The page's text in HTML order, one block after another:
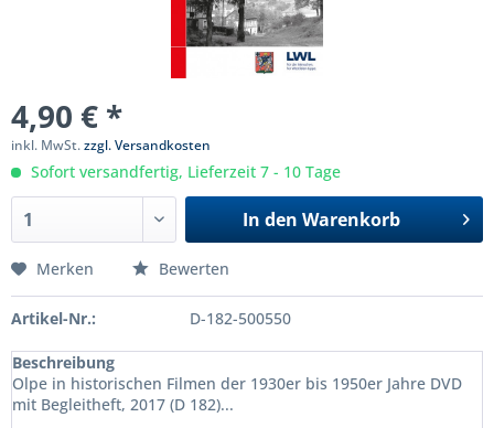
4,90 € *
inkl. MwSt.zzgl. Versandkosten
Sofort versandfertig, Lieferzeit 7 - 10 Tage
In den Warenkorb
Merken Bewerten
Artikel-Nr.: D-182-500550
Beschreibung
Olpe in historischen Filmen der 1930er bis 1950er Jahre DVD
mit Begleitheft, 2017 (D 182)...